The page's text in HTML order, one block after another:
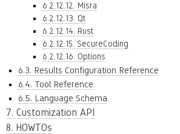
6.2.12.12. Misra
6.2.12.13. Qt
6.2.12.14. Rust
6.2.12.15. SecureCoding
6.2.12.16. Options
6.3. Results Configuration Reference
6.4. Tool Reference
6.5. Language Schema
7. Customization API
8. HOWTOs